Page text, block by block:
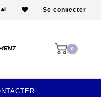
Se connecter
0